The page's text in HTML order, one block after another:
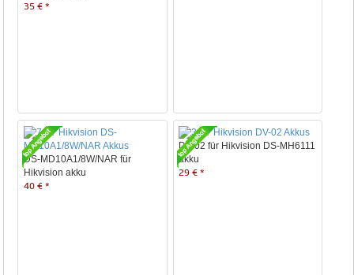
35 € *
DS-MD10A1/8W/NAR für
Hikvision akku
40 € *
DV-02 für Hikvision DS-MH6111
akku
29 € *